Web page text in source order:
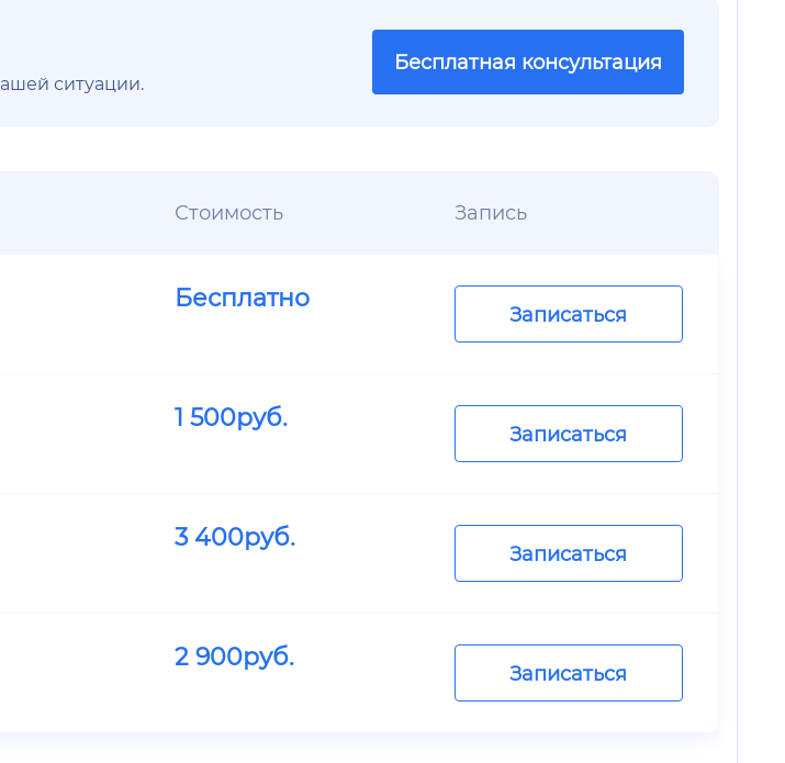
ситуации.
Бесплатная консультация
Стоимость Запись
Бесплатно
Записаться
1 500руб.
Записаться
3 400руб.
Записаться
2 900руб.
Записаться